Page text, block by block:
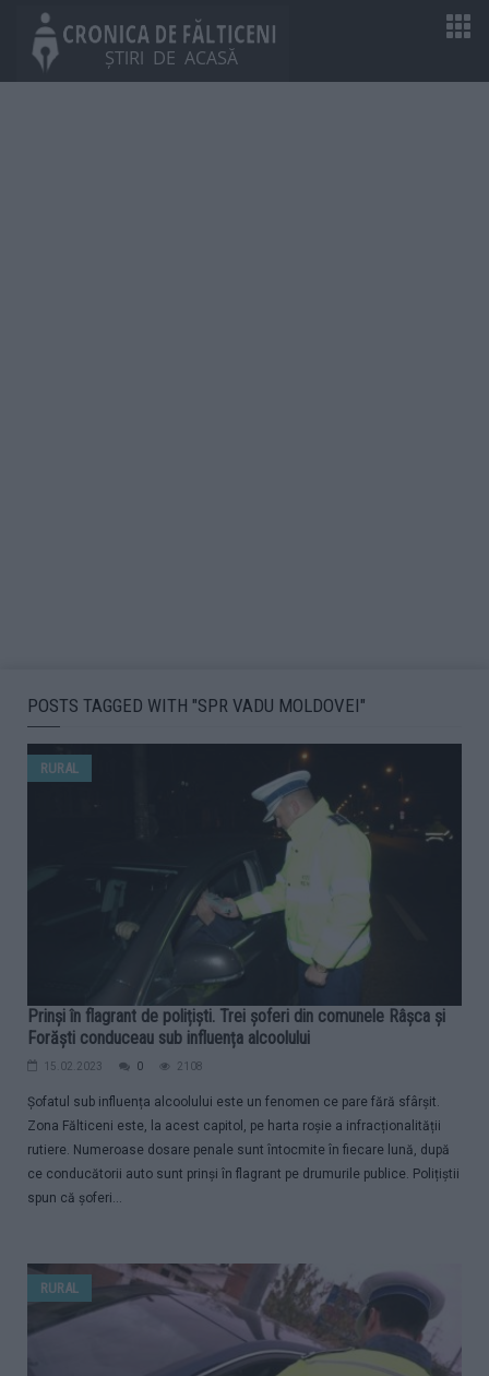
POSTS TAGGED WITH "SPR VADU MOLDOVEI"
RURAL
Prinși în flagrant de polițiști. Trei șoferi din comunele Râșca și
Forăști conduceau sub influența alcoolului
15.02.2023 0 2108
Șofatul sub influența alcoolului este un fenomen ce pare fără sfârșit.
Zona Fălticeni este, la acest capitol, pe harta roșie a infracționalității
rutiere. Numeroase dosare penale sunt întocmite în fiecare lună, după
ce conducătorii auto sunt prinși în flagrant pe drumurile publice. Polițiștii
spun că șoferi...
RURAL